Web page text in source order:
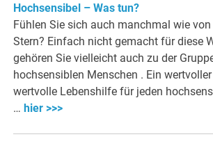
Hochsensibel – Was tun?
Fühlen Sie sich auch manchmal wie
Stern? Einfach nicht gemacht für diese
gehören Sie vielleicht auch zu der
hochsensiblen Menschen . Ein
wertvolle Lebenshilfe für jeden
…hier >>>